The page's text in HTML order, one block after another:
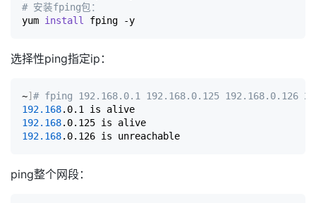
# 安装fping包：
yum install
选择性ping指定ip：
~] # fping 192.168.0.1 192.168.0.125 192.168.0.126
192.168
192.168
192.168
ping整个网段：